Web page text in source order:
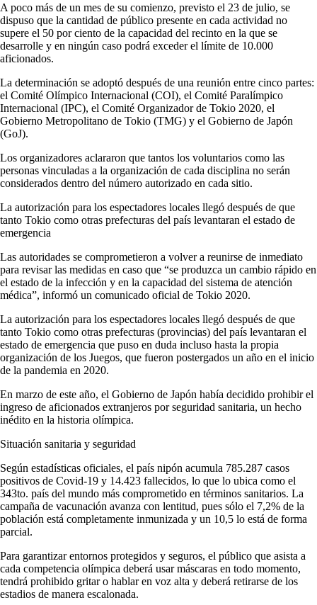
A poco más de un mes de su comienzo, previsto el 23 de julio, se
dispuso que la cantidad de público presente en cada actividad no
supere el 50 por ciento de la capacidad del recinto en la que se
desarrolle y en ningún caso podrá exceder el límite de 10.000
aficionados.
La determinación se adoptó después de una reunión entre cinco partes:
el Comité Olímpico Internacional (COI), el Comité Paralímpico
Internacional (IPC), el Comité Organizador de Tokio 2020, el
Gobierno Metropolitano de Tokio (TMG) y el Gobierno de Japón
(GoJ).
Los organizadores aclararon que tantos los voluntarios como las
personas vinculadas a la organización de cada disciplina no serán
considerados dentro del número autorizado en cada sitio.
La autorización para los espectadores locales llegó después de que
tanto Tokio como otras prefecturas del país levantaran el estado de
emergencia
Las autoridades se comprometieron a volver a reunirse de inmediato
para revisar las medidas en caso que “se produzca un cambio rápido en
el estado de la infección y en la capacidad del sistema de atención
médica”, informó un comunicado oficial de Tokio 2020.
La autorización para los espectadores locales llegó después de que
tanto Tokio como otras prefecturas (provincias) del país levantaran el
estado de emergencia que puso en duda incluso hasta la propia
organización de los Juegos, que fueron postergados un año en el inicio
de la pandemia en 2020.
En marzo de este año, el Gobierno de Japón había decidido prohibir el
ingreso de aficionados extranjeros por seguridad sanitaria, un hecho
inédito en la historia olímpica.
Situación sanitaria y seguridad
Según estadísticas oficiales, el país nipón acumula 785.287 casos
positivos de Covid-19 y 14.423 fallecidos, lo que lo ubica como el
343to. país del mundo más comprometido en términos sanitarios. La
campaña de vacunación avanza con lentitud, pues sólo el 7,2% de la
población está completamente inmunizada y un 10,5 lo está de forma
parcial.
Para garantizar entornos protegidos y seguros, el público que asista a
cada competencia olímpica deberá usar máscaras en todo momento,
tendrá prohibido gritar o hablar en voz alta y deberá retirarse de los
estadios de manera escalonada.